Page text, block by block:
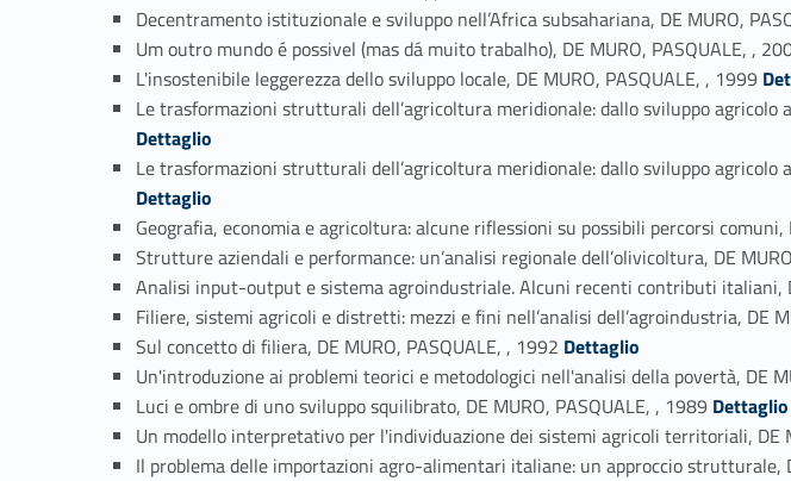
Decentramento istituzionale e sviluppo nell’Africa subsahariana, DE MURO,
Um outro mundo é possivel (mas dá muito trabalho), DE MURO, PASQUALE, ,
L'insostenibile leggerezza dello sviluppo locale, DE MURO, PASQUALE, , 1999 Link identifier #identifier_person_25804-27
Le trasformazioni strutturali dell’agricoltura meridionale: dallo sviluppo agricolo
Dettaglio
Le trasformazioni strutturali dell’agricoltura meridionale: dallo sviluppo agricolo
Dettaglio
Geografia, economia e agricoltura: alcune riflessioni su possibili percorsi comuni,
Strutture aziendali e performance: un’analisi regionale dell’olivicoltura, DE
Analisi input-output e sistema agroindustriale. Alcuni recenti contributi italiani,
Filiere, sistemi agricoli e distretti: mezzi e fini nell’analisi dell’agroindustria, DE
Sul concetto di filiera, DE MURO, PASQUALE, , 1992 Link identifier #identifier_person_58090-34
Dettaglio
Un'introduzione ai problemi teorici e metodologici nell'analisi della povertà, DE
Luci e ombre di uno sviluppo squilibrato, DE MURO, PASQUALE, , 1989 Link identifier #identifier_person_171231-36
Dettaglio
Un modello interpretativo per l'individuazione dei sistemi agricoli territoriali, DE
Il problema delle importazioni agro-alimentari italiane: un approccio strutturale,